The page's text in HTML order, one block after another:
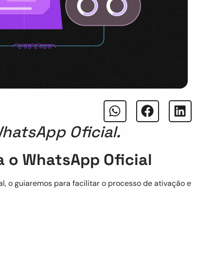
Oficial.
o WhatsApp Oficial
o guiaremos para facilitar o processo de ativação e